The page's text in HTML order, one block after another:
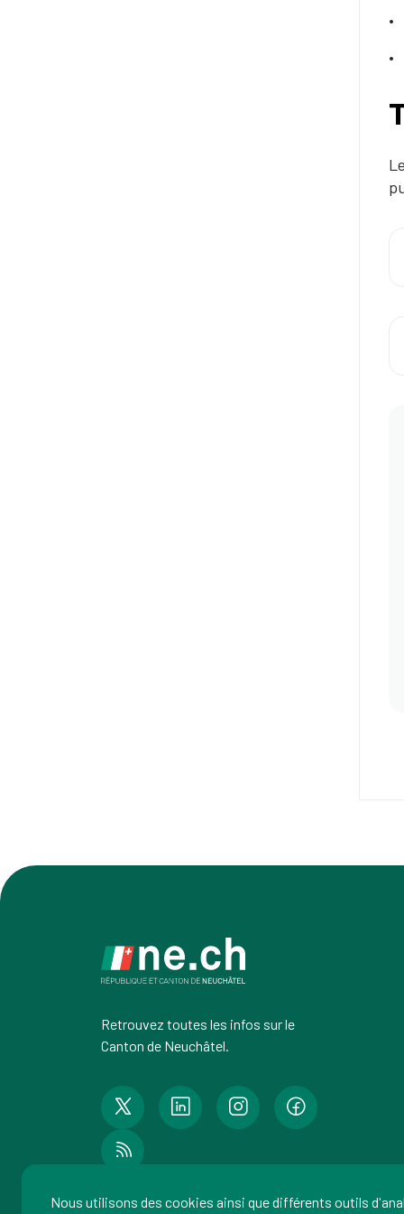
Retrouvez toutes les infos sur le
Canton de Neuchâtel.
Nous utilisons des cookies ainsi que différents outils